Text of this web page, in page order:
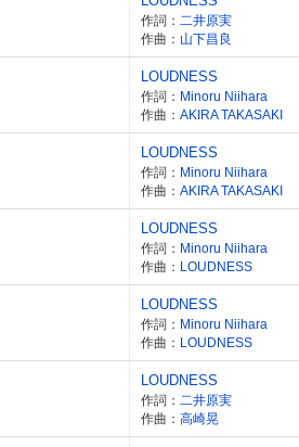
作詞： 二井原実
作曲： 山下昌良
LOUDNESS
作詞： Minoru Niihara
作曲： AKIRA TAKASAKI
LOUDNESS
作詞： Minoru Niihara
作曲： AKIRA TAKASAKI
LOUDNESS
作詞： Minoru Niihara
作曲： LOUDNESS
LOUDNESS
作詞： Minoru Niihara
作曲： LOUDNESS
LOUDNESS
作詞： 二井原実
作曲： 高崎晃